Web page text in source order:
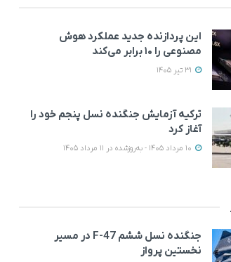
این پردازنده جدید عملکرد هوش
مصنوعی را ۱۰ برابر می‌کند
ترکیه آزمایش جنگنده نسل پنجم خود را
آغاز کرد
جنگنده نسل ششم F-47 در مسیر
نخستین پرواز